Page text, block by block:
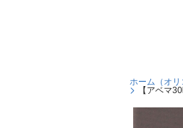
ホーム（オリ
【アベマ